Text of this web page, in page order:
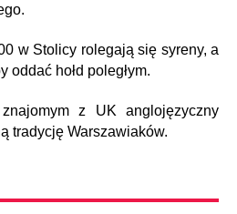
w Stolicy rolegają się syreny, a
oddać hołd poległym.
z UK anglojęzyczny
tradycję Warszawiaków.